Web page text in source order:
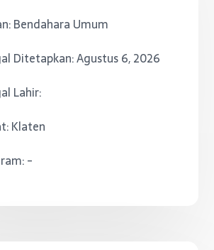
Bendahara Umum
Ditetapkan:Agustus 6, 2026
Lahir:
Klaten
-